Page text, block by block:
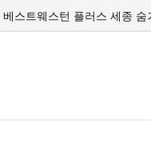
스트웨스턴 플러스 세종 숨
선택은?...